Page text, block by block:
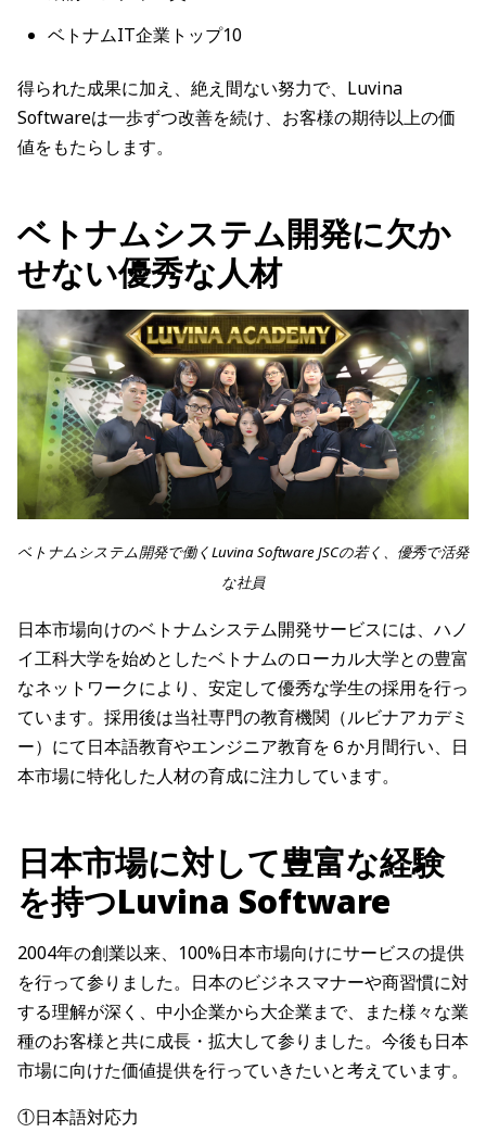
ベトナムIT企業トップ10
得られた成果に加え、絶え間ない努力で、Luvina
Softwareは一歩ずつ改善を続け、お客様の期待以上の価
値をもたらします。
ベトナムシステム開発に欠か
せない優秀な人材
ベトナムシステム開発で働くLuvina Software JSCの若く、優秀で活発
な社員
日本市場向けのベトナムシステム開発サービスには、ハノ
イ工科大学を始めとしたベトナムのローカル大学との豊富
なネットワークにより、安定して優秀な学生の採用を行っ
ています。採用後は当社専門の教育機関（ルビナアカデミ
ー）にて日本語教育やエンジニア教育を６か月間行い、日
本市場に特化した人材の育成に注力しています。
日本市場に対して豊富な経験
を持つLuvina Software
2004年の創業以来、100%日本市場向けにサービスの提供
を行って参りました。日本のビジネスマナーや商習慣に対
する理解が深く、中小企業から大企業まで、また様々な業
種のお客様と共に成長・拡大して参りました。今後も日本
市場に向けた価値提供を行っていきたいと考えています。
①日本語対応力